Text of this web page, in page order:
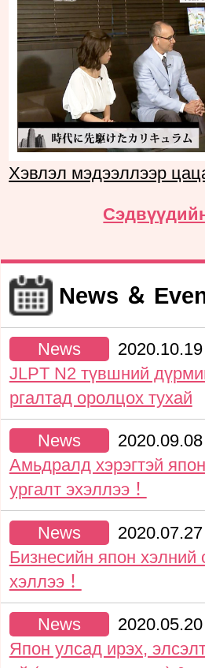
Хэвлэл мэдээллээр
News ＆
News
2020.10.19
JLPT N2 түвшний
ргалтад оролцох тухай
News
2020.09.08
Амьдралд хэрэгтэй
ургалт эхэллээ！
News
2020.07.27
Бизнесийн япон хэлний
хэллээ！
News
2020.05.20
Япон улсад ирэх,